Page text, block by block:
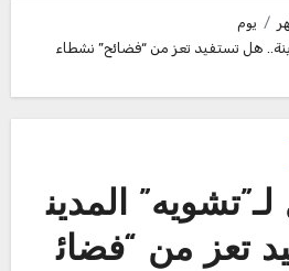
يوم
هل تستفيد تعز من “فضائح” نشطاء
المدين
تعز من “فضائ